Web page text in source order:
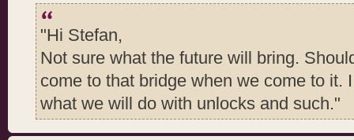
"Hi Stefan,
Not sure what the future will bring.
come to that bridge when we come to it.
what we will do with unlocks and such."